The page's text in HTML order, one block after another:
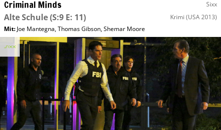
Criminal Minds Sixx
Alte Schule(S:9 E: 11) Krimi (USA 2013)
Mit: Joe Mantegna,Thomas Gibson,Shemar Moore